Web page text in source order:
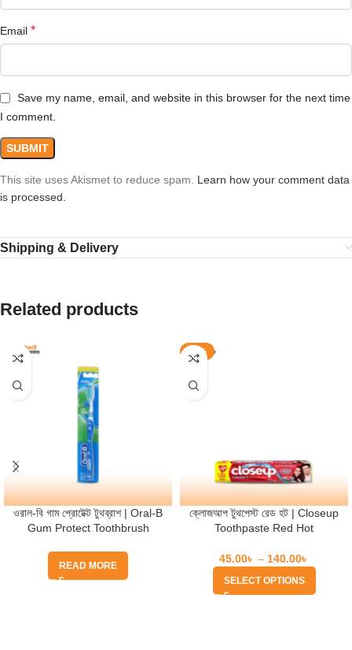
Email *
Save my name, email, and website in this browser for the next time
I comment.
This site uses Akismet to reduce spam. Learn how your comment data
is processed.
Shipping & Delivery
Related products
ওরাল-বি গাম প্রোটেক্ট টুথব্রাশ | Oral-B
Gum Protect Toothbrush
READ MORE
-10%
ক্লোজআপ টুথপেস্ট রেড হট | Closeup
Toothpaste Red Hot
45.00৳ – 140.00৳
SELECT OPTIONS